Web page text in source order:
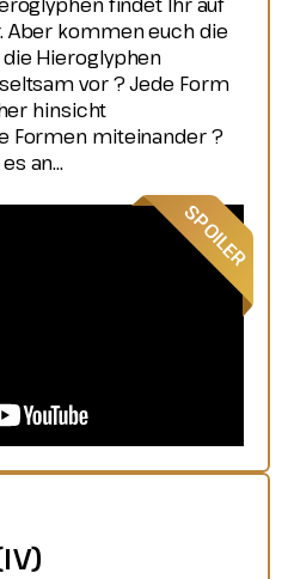
Aber kommen euch die
Hieroglyphen
vor ? Jede Form
hinsicht
Formen miteinander ?
an...